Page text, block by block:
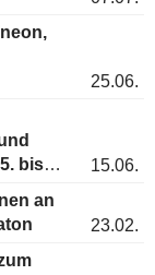
25.06.
bis
15.06.
an
23.02.